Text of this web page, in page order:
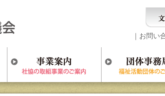
｜ お問い